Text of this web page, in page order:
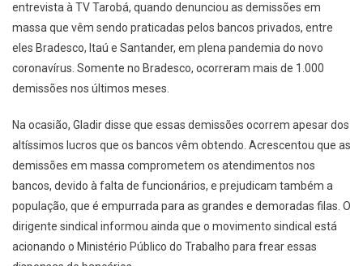
entrevista à TV Tarobá, quando denunciou as demissões em
massa que vêm sendo praticadas pelos bancos privados, entre
eles Bradesco, Itaú e Santander, em plena pandemia do novo
coronavírus. Somente no Bradesco, ocorreram mais de 1.000
demissões nos últimos meses.
Na ocasião, Gladir disse que essas demissões ocorrem apesar dos
altíssimos lucros que os bancos vêm obtendo. Acrescentou que as
demissões em massa comprometem os atendimentos nos
bancos, devido à falta de funcionários, e prejudicam também a
população, que é empurrada para as grandes e demoradas filas. O
dirigente sindical informou ainda que o movimento sindical está
acionando o Ministério Público do Trabalho para frear essas